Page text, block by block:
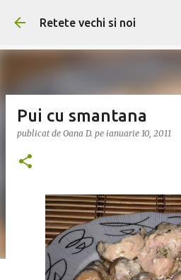
Treceți la
Retete vechi si noi
Pui cu smantana
publicat de Oana D. pe ianuarie 10, 2011